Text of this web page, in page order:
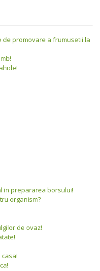
de promovare a frumusetii la
in prepararea borsului!
organism?
de ovaz!